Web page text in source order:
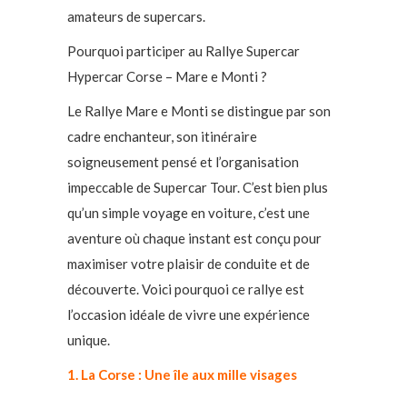
amateurs de supercars.
Pourquoi participer au Rallye Supercar
Hypercar Corse – Mare e Monti ?
Le Rallye Mare e Monti se distingue par son
cadre enchanteur, son itinéraire
soigneusement pensé et l’organisation
impeccable de Supercar Tour. C’est bien plus
qu’un simple voyage en voiture, c’est une
aventure où chaque instant est conçu pour
maximiser votre plaisir de conduite et de
découverte. Voici pourquoi ce rallye est
l’occasion idéale de vivre une expérience
unique.
1. La Corse : Une île aux mille visages